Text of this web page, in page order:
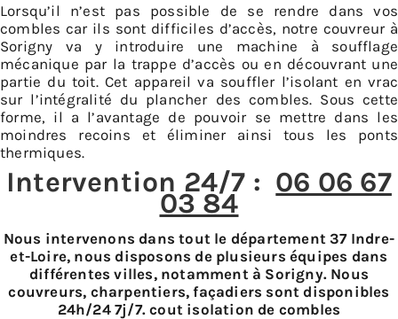
Lorsqu’il n’est pas possible de se rendre dans vos
combles car ils sont difficiles d’accès, notre couvreur à
Sorigny va y introduire une machine à soufflage
mécanique par la trappe d’accès ou en découvrant une
partie du toit. Cet appareil va souffler l’isolant en vrac
sur l’intégralité du plancher des combles. Sous cette
forme, il a l’avantage de pouvoir se mettre dans les
moindres recoins et éliminer ainsi tous les ponts
thermiques.
Intervention 24/7 : 06 06 67
03 84
Nous intervenons dans tout le département 37 Indre-
et-Loire, nous disposons de plusieurs équipes dans
différentes villes, notamment à Sorigny. Nous
couvreurs, charpentiers, façadiers sont disponibles
24h/24 7j/7. cout isolation de combles